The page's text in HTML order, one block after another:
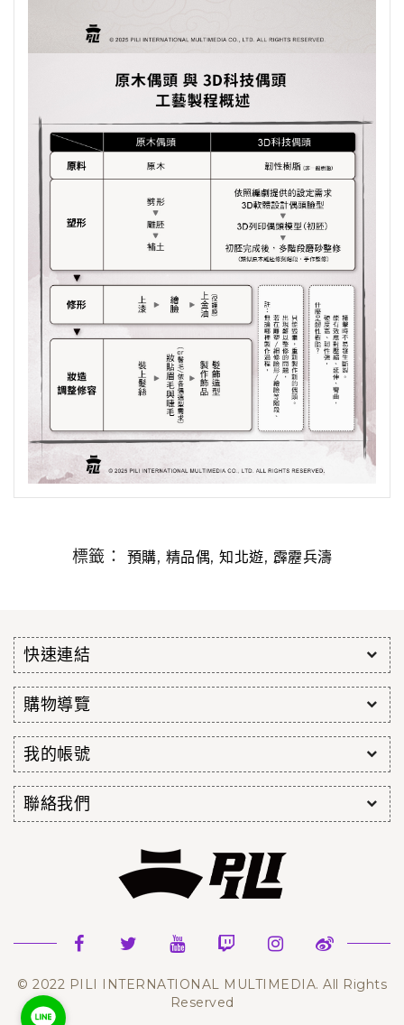
標籤： 預購, 精品偶, 知北遊, 霹靂兵濤
快速連結
購物導覽
我的帳號
聯絡我們
© 2022 PILI INTERNATIONAL MULTIMEDIA. All Rights
Reserved